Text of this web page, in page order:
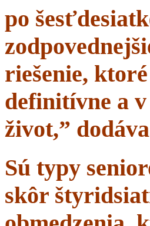
po
riešenie,
definitívne a
život,”
Sú typy
skôr